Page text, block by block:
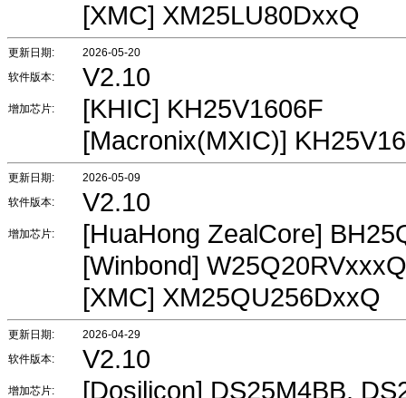
[XMC] XM25LU80DxxQ
更新日期:
2026-05-20
软件版本:
V2.10
增加芯片:
[KHIC] KH25V1606F
[Macronix(MXIC)]
更新日期:
2026-05-09
软件版本:
V2.10
增加芯片:
[HuaHong ZealCore]
[Winbond] W25Q20RVxxxQ
[XMC] XM25QU256DxxQ
更新日期:
2026-04-29
软件版本:
V2.10
增加芯片: [Dosilicon] DS25M4BB,